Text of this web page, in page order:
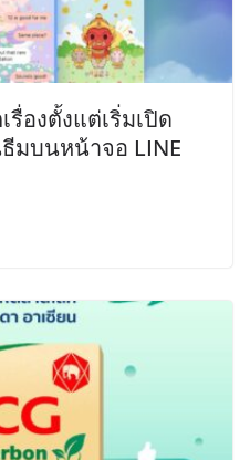
องตั้งแต่เริ่มเปิด
มบนหน้าจอ LINE